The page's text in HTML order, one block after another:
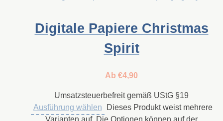
Digitale Papiere Christmas
Spirit
Ab €4,90
Umsatzsteuerbefreit gemäß UStG §19
Ausführung wählen
Dieses Produkt weist mehrere
Varianten auf. Die Optionen können auf der